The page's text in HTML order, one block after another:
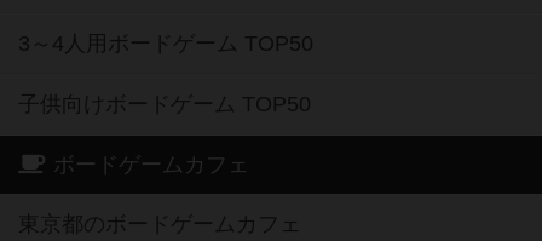
3～4人用ボードゲーム TOP50
子供向けボードゲーム TOP50
ボードゲームカフェ
東京都のボードゲームカフェ